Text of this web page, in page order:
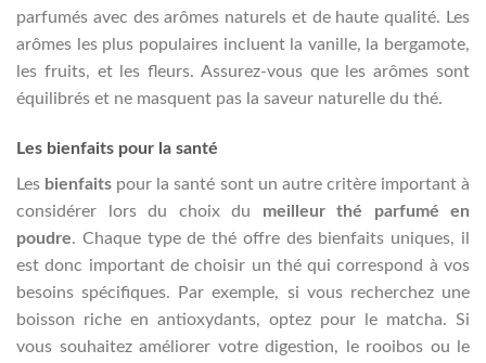
parfumés avec des arômes naturels et de haute qualité. Les
arômes les plus populaires incluent la vanille, la bergamote,
les fruits, et les fleurs. Assurez-vous que les arômes sont
équilibrés et ne masquent pas la saveur naturelle du thé.
Les bienfaits pour la santé
Les bienfaits pour la santé sont un autre critère important à
considérer lors du choix du meilleur thé parfumé en
poudre. Chaque type de thé offre des bienfaits uniques, il
est donc important de choisir un thé qui correspond à vos
besoins spécifiques. Par exemple, si vous recherchez une
boisson riche en antioxydants, optez pour le matcha. Si
vous souhaitez améliorer votre digestion, le rooibos ou le